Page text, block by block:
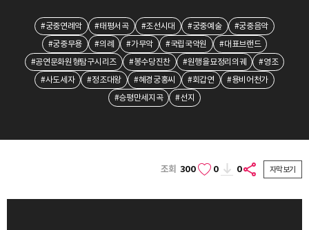
#궁중연례악 #태평서곡 #조선시대 #궁중예술
#궁중음악
#궁중무용
#의례 #가무악 #국립국악원
#대표브랜드
#공연문화원형탐구시리즈
#봉수당진찬 #원행을묘정리의궤
#영조
#사도세자
#정조대왕 #혜경궁홍씨 #회갑연
#용비어천가
#승평만세지곡
#선지
조회 300 0 0 자막보기